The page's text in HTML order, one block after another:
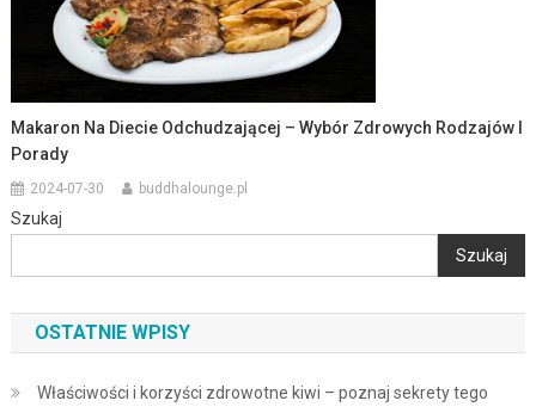
Makaron Na Diecie Odchudzającej – Wybór Zdrowych Rodzajów I
Porady
2024-07-30 buddhalounge.pl
Szukaj
Szukaj
OSTATNIE WPISY
Właściwości i korzyści zdrowotne kiwi – poznaj sekrety tego